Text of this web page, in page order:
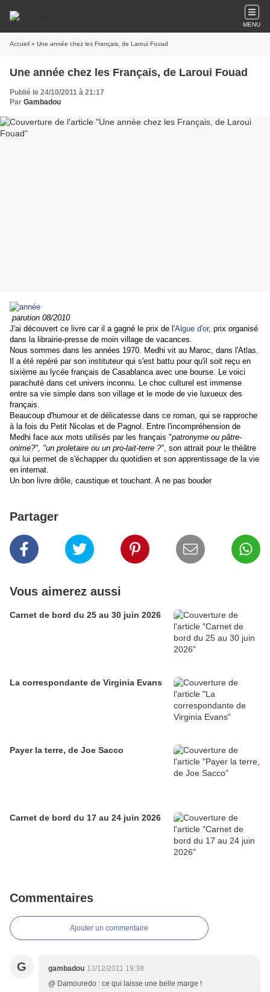
MENU
Accueil » Une année chez les Français, de Laroui Fouad
Une année chez les Français, de Laroui Fouad
Publié le 24/10/2011 à 21:17
Par Gambadou
parution 08/2010
J'ai découvert ce livre car il a gagné le prix de l 'Algue d'or, prix organisé
dans la librairie-presse de moin village de vacances.
Nous sommes dans les années 1970. Medhi vit au Maroc, dans l'Atlas.
Il a été repéré par son instituteur qui s'est battu pour qu'il soit reçu en
sixième au lycée français de Casablanca avec une bourse. Le voici
parachuté dans cet univers inconnu. Le choc culturel est immense
entre sa vie simple dans son village et le mode de vie luxueux des
français.
Beaucoup d'humour et de délicatesse dans ce roman, qui se rapproche
à la fois du Petit Nicolas et de Pagnol. Entre l'incompréhension de
Medhi face aux mots utilisés par les français "patronyme ou pâtre-
onime?", "un proletaire ou un pro-lait-terre ?", son attrait pour le théâtre
qui lui permet de s'échapper du quotidien et son apprentissage de la vie
en internat.
Un bon livre drôle, caustique et touchant. A ne pas bouder
Partager
Vous aimerez aussi
Carnet de bord du 25 au 30 juin 2026
La correspondante de Virginia Evans
Payer la terre, de Joe Sacco
Carnet de bord du 17 au 24 juin 2026
Commentaires
Ajouter un commentaire
G gambadou 13/12/2011 19:38
@ Damouredo : ce qui laisse une belle marge !